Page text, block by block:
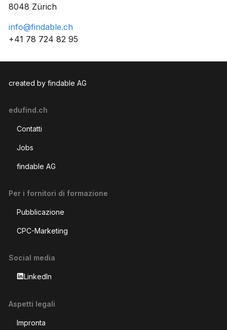
8048 Zürich
info@findable.ch
+41 78 724 82 95
created by findable AG
edufind.ch
Contatti
Jobs
findable AG
Per i fornitori di formazione
Pubblicazione
CPC-Marketing
Social media
LinkedIn
Aspetti legali
Impronta